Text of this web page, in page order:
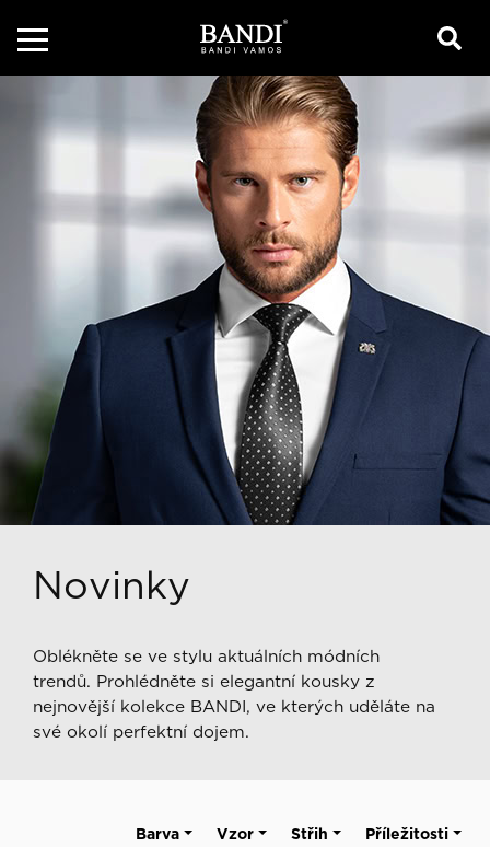
Novinky
Oblékněte se ve stylu aktuálních módních
trendů. Prohlédněte si elegantní kousky z
nejnovější kolekce BANDI, ve kterých uděláte na
své okolí perfektní dojem.
Příležitosti
Střih
Vzor
Barva